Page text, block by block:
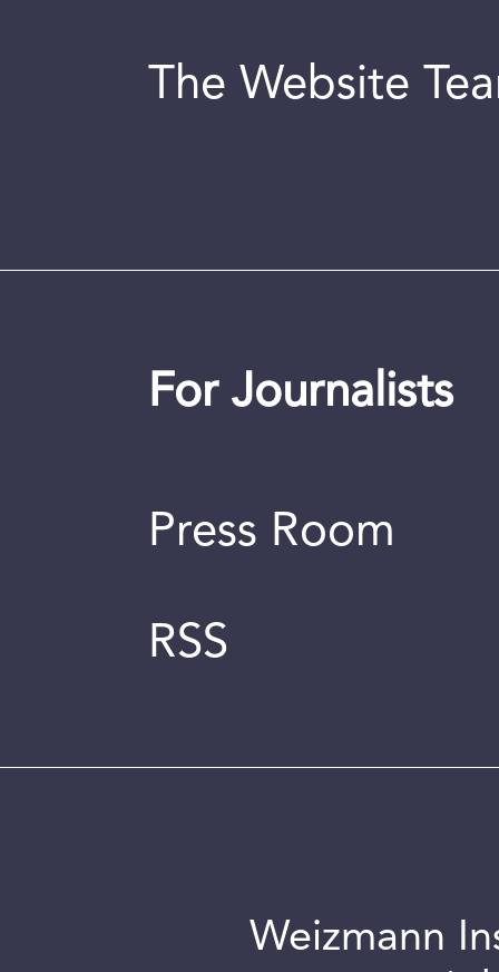
The Website
For Journalists
Press Room
RSS
Weizmann